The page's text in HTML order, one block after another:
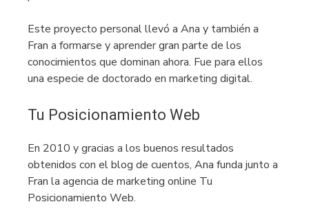
Este proyecto personal llevó a Ana y también a
Fran a formarse y aprender gran parte de los
conocimientos que dominan ahora. Fue para ellos
una especie de doctorado en marketing digital.
Tu Posicionamiento Web
En 2010 y gracias a los buenos resultados
obtenidos con el blog de cuentos, Ana funda junto a
Fran la agencia de marketing online Tu
Posicionamiento Web.